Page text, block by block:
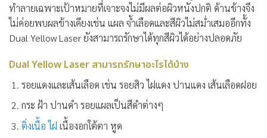
ทำลายเฉพาะเป้าหมายที่เจาะจงไม่มีผลต่อผิวหนังปกติ ด้านข้างจึง
ไม่ค่อยพบผลข้างเคียงเช่น แผล จ้ำเลือดและสีผิวไม่สม่ำเสมออีกทั้ง
Dual Yellow Laser ยังสามารถรักษาได้ทุกสีผิวได้อย่างปลอดภัย
Dual Yellow Laser สามารถรักษาอะไรได้บ้าง
รอยแดงและเส้นเลือด เช่น รอยสิว ไฝแดง ปานแดง เส้นเลือดฝอย
กระ ฝ้า ปานดำ รอยแผลเป็นสีดำต่างๆ
ติ่งเนื้อ ไฝ เนื้องอกใต้ตา หูด